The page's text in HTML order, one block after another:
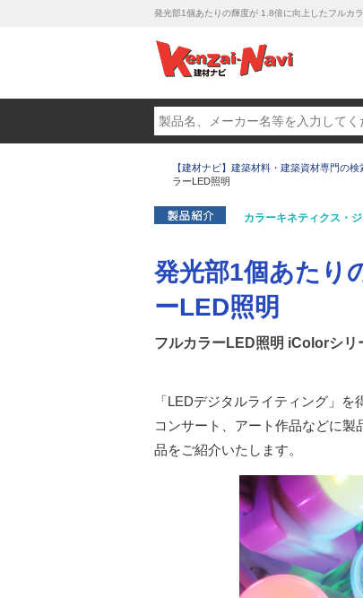
発光部1個あたりの輝度が 1.8倍に向上したフルカ
【建材ナビ】建築材料・建築資材専門の検
ラーLED照明
カラーキネティクス・
発光部1個あたり
ーLED照明
フルカラーLED照明 iColorシリ
「LEDデジタルライティング」
コンサート、アート作品などに
品をご紹介いたします。